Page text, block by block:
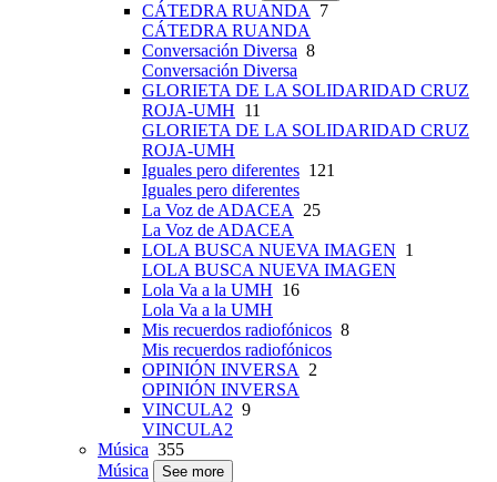
CÁTEDRA RUANDA
7
CÁTEDRA RUANDA
Conversación Diversa 8
Conversación Diversa
GLORIETA DE LA SOLIDARIDAD CRUZ
ROJA-UMH 11
GLORIETA DE LA SOLIDARIDAD CRUZ
ROJA-UMH
Iguales pero diferentes 121
Iguales pero diferentes
La Voz de ADACEA
25
La Voz de ADACEA
LOLA BUSCA NUEVA IMAGEN 1
LOLA BUSCA NUEVA IMAGEN
Lola Va a la UMH 16
Lola Va a la UMH
Mis recuerdos radiofónicos 8
Mis recuerdos radiofónicos
OPINIÓN INVERSA
2
OPINIÓN INVERSA
VINCULA2 9
VINCULA2
Música 355
Música
See more